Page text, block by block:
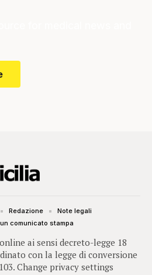
ai sensi decreto-legge 18
con la legge di conversione
Change privacy settings
Redazione
Note legali
comunicato stampa